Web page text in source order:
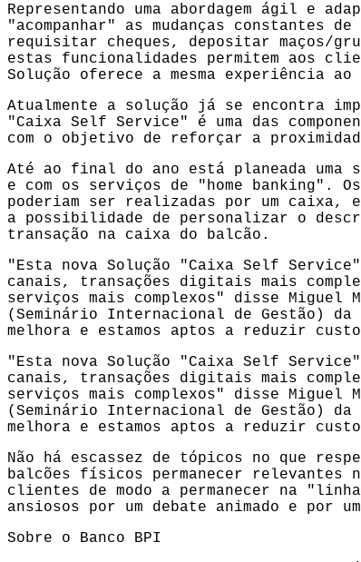
Representando uma abordagem ágil e
"acompanhar" as mudanças constantes
requisitar cheques, depositar maços/
estas funcionalidades permitem aos
Solução oferece a mesma experiência
Atualmente a solução já se encontra
"Caixa Self Service" é uma das
com o objetivo de reforçar a
Até ao final do ano está planeada uma
e com os serviços de "home banking".
poderiam ser realizadas por um caixa,
a possibilidade de personalizar o
transação na caixa do balcão.
"Esta nova Solução "Caixa Self
canais, transações digitais mais
serviços mais complexos" disse
(Seminário Internacional de Gestão)
melhora e estamos aptos a reduzir
"Esta nova Solução "Caixa Self
canais, transações digitais mais
serviços mais complexos" disse
(Seminário Internacional de Gestão)
melhora e estamos aptos a reduzir
Não há escassez de tópicos no que
balcões físicos permanecer relevantes
clientes de modo a permanecer na
ansiosos por um debate animado e
Sobre o Banco BPI